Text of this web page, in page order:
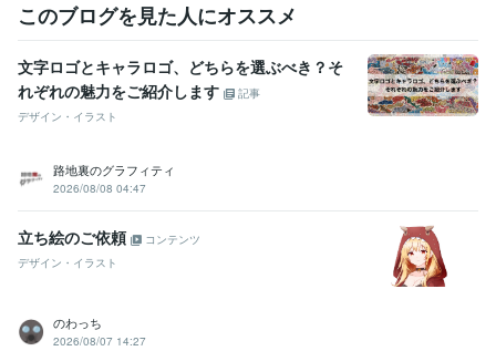
このブログを見た人にオススメ
文字ロゴとキャラロゴ、どちらを選ぶべき？そ
れぞれの魅力をご紹介します
記事
デザイン・イラスト
路地裏のグラフィティ
2026/08/08 04:47
立ち絵のご依頼
コンテンツ
デザイン・イラスト
のわっち
2026/08/07 14:27